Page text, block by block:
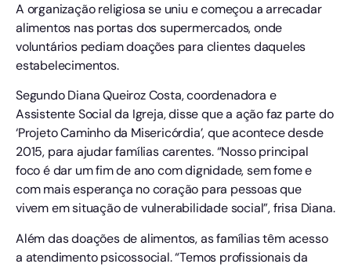
A organização religiosa se uniu e começou a arrecadar
alimentos nas portas dos supermercados, onde
voluntários pediam doações para clientes daqueles
estabelecimentos.
Segundo Diana Queiroz Costa, coordenadora e
Assistente Social da Igreja, disse que a ação faz parte do
‘Projeto Caminho da Misericórdia’, que acontece desde
2015, para ajudar famílias carentes. “Nosso principal
foco é dar um fim de ano com dignidade, sem fome e
com mais esperança no coração para pessoas que
vivem em situação de vulnerabilidade social”, frisa Diana.
Além das doações de alimentos, as famílias têm acesso
a atendimento psicossocial. “Temos profissionais da